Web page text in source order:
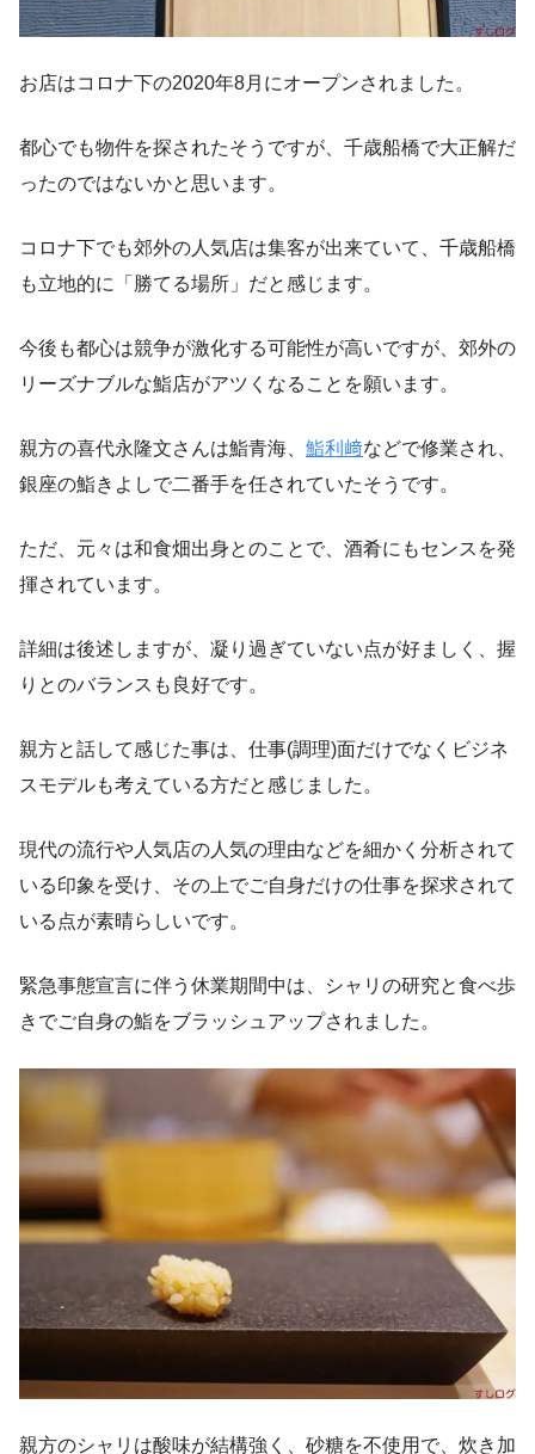
お店はコロナ下の2020年8月にオープンされました。
都心でも物件を探されたそうですが、千歳船橋で大正解だ
ったのではないかと思います。
コロナ下でも郊外の人気店は集客が出来ていて、千歳船橋
も立地的に「勝てる場所」だと感じます。
今後も都心は競争が激化する可能性が高いですが、郊外の
リーズナブルな鮨店がアツくなることを願います。
親方の喜代永隆文さんは鮨青海、 鮨利﨑などで修業され、
銀座の鮨きよしで二番手を任されていたそうです。
ただ、元々は和食畑出身とのことで、酒肴にもセンスを発
揮されています。
詳細は後述しますが、凝り過ぎていない点が好ましく、握
りとのバランスも良好です。
親方と話して感じた事は、仕事(調理)面だけでなくビジネ
スモデルも考えている方だと感じました。
現代の流行や人気店の人気の理由などを細かく分析されて
いる印象を受け、その上でご自身だけの仕事を探求されて
いる点が素晴らしいです。
緊急事態宣言に伴う休業期間中は、シャリの研究と食べ歩
きでご自身の鮨をブラッシュアップされました。
親方のシャリは酸味が結構強く、砂糖を不使用で、炊き加